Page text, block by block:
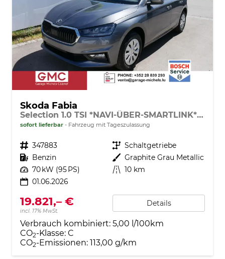
Skoda Fabia
Selection 1.0 TSI *NAVI-ÜBER-SMARTLINK*PDC-HI*LED*SHZ*KLIMA*RADIO
sofort lieferbar Fahrzeug mit Tageszulassung
Fahrzeugnr. 347883 Getriebe Schaltgetriebe
Kraftstoff Benzin Außenfarbe Graphite Grau Metallic
Leistung 70 kW (95 PS) Kilometerstand 10 km
01.06.2026
19.821,– €
incl. 17% MwSt.
Details
Verbrauch kombiniert: 5,00 l/100km
CO2-Klasse: C
CO2-Emissionen: 113,00 g/km